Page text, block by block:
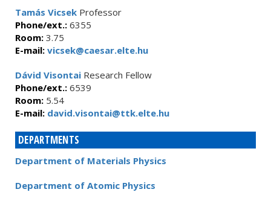
Tamás Vicsek Professor
Phone/ext.: 6355
Room: 3.75
E-mail: vicsek@caesar.elte.hu
Dávid Visontai Research Fellow
Phone/ext.: 6539
Room: 5.54
E-mail: david.visontai@ttk.elte.hu
DEPARTMENTS
Department of Materials Physics
Department of Atomic Physics